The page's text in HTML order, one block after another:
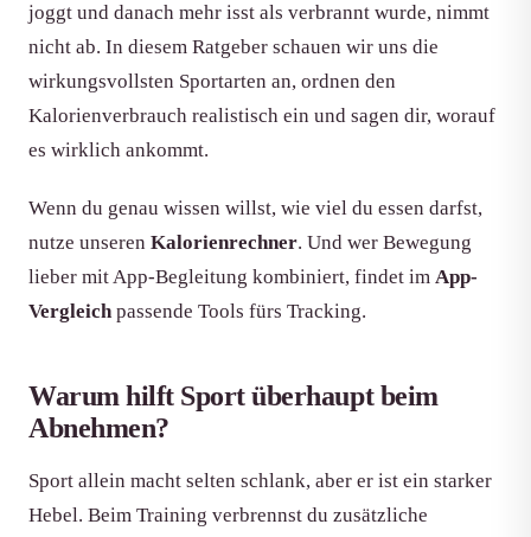
joggt und danach mehr isst als verbrannt wurde, nimmt
nicht ab. In diesem Ratgeber schauen wir uns die
wirkungsvollsten Sportarten an, ordnen den
Kalorienverbrauch realistisch ein und sagen dir, worauf
es wirklich ankommt.
Wenn du genau wissen willst, wie viel du essen darfst,
nutze unseren Kalorienrechner. Und wer Bewegung
lieber mit App-Begleitung kombiniert, findet im App-
Vergleichpassende Tools fürs Tracking.
Warum hilft Sport überhaupt beim
Abnehmen?
Sport allein macht selten schlank, aber er ist ein starker
Hebel. Beim Training verbrennst du zusätzliche